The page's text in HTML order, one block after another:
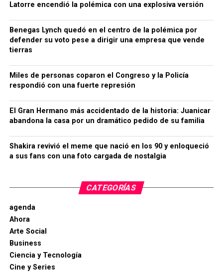
Latorre encendió la polémica con una explosiva versión
Benegas Lynch quedó en el centro de la polémica por
defender su voto pese a dirigir una empresa que vende
tierras
Miles de personas coparon el Congreso y la Policía
respondió con una fuerte represión
El Gran Hermano más accidentado de la historia: Juanicar
abandona la casa por un dramático pedido de su familia
Shakira revivió el meme que nació en los 90 y enloqueció
a sus fans con una foto cargada de nostalgia
CATEGORÍAS
agenda
Ahora
Arte Social
Business
Ciencia y Tecnología
Cine y Series